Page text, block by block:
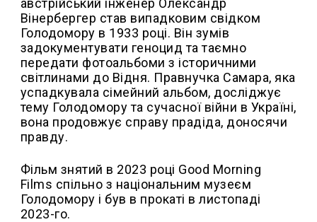
Вінербергер став випадковим свідком
Голодомору в 1933 році. Він зумів
задокументувати геноцид та таємно
передати фотоальбоми з історичними
світлинами до Відня. Правнучка Самара, яка
успадкувала сімейний альбом, досліджує
тему Голодомору та сучасної війни в Україні,
вона продовжує справу прадіда, доносячи
правду.
Фільм знятий в 2023 році Good Morning
Films спільно з національним музеєм
Голодомору і був в прокаті в листопаді
2023-го.